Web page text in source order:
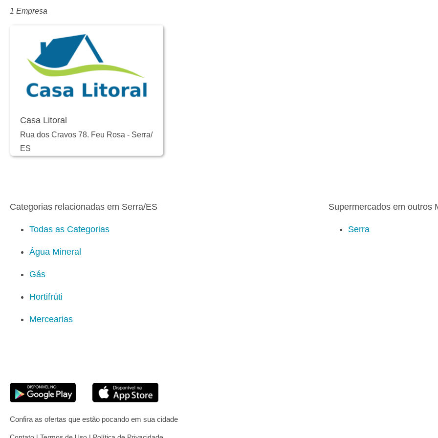
1 Empresa
Casa Litoral
Rua dos Cravos 78. Feu Rosa - Serra/
ES
Categorias relacionadas em Serra/ES
Todas as Categorias
Água Mineral
Gás
Hortifrúti
Mercearias
Supermercados em outros
Serra
Confira as ofertas que estão pocando em sua cidade